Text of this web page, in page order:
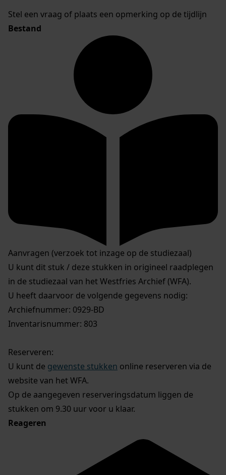
Stel een vraag of plaats een opmerking op de tijdlijn
Bestand
Aanvragen (verzoek tot inzage op de studiezaal)
U kunt dit stuk / deze stukken in origineel raadplegen
in de studiezaal van het Westfries Archief (WFA).
U heeft daarvoor de volgende gegevens nodig:
Archiefnummer: 0929-BD
Inventarisnummer: 803
Reserveren:
U kunt de gewenste stukken online reserveren via de
website van het WFA.
Op de aangegeven reserveringsdatum liggen de
stukken om 9.30 uur voor u klaar.
Reageren